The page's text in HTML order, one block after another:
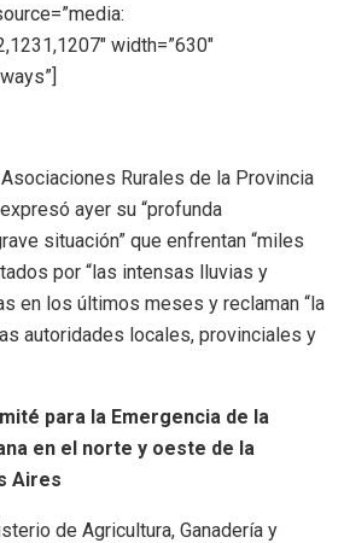
width=”630″
Rurales de la Provincia
ayer su “profunda
situación” que enfrentan “miles
por “las intensas lluvias y
en los últimos meses y reclaman “la
autoridades locales, provinciales y
para la Emergencia de la
en el norte y oeste de la
Aires
de Agricultura, Ganadería y